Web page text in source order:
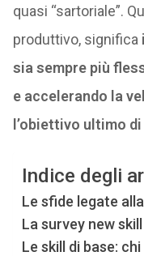
quasi “sartoriale”.
produttivo, significa
sia sempre più
e accelerando la
l’obiettivo ultimo
Indice degli
Le sfide legate
La survey new
Le skill di base: